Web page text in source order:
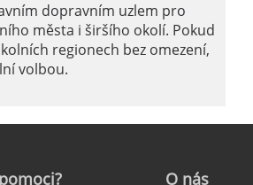
dopravním uzlem pro
města i širšího okolí. Pokud
regionech bez omezení,
volbou.
letiště Marseille-
O nás